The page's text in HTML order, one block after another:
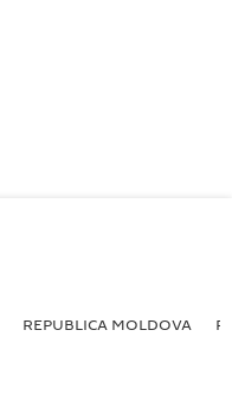
REPUBLICA MOLDOVA